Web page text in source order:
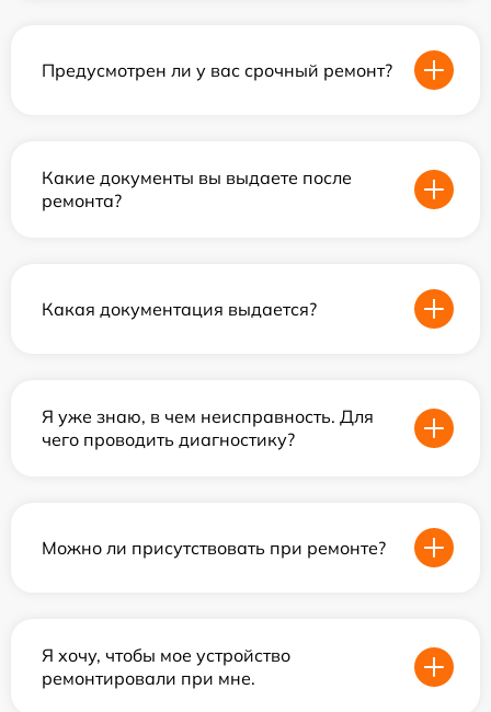
Предусмотрен ли у вас срочный ремонт?
Какие документы вы выдаете после
ремонта?
Какая документация выдается?
Я уже знаю, в чем неисправность. Для
чего проводить диагностику?
Можно ли присутствовать при ремонте?
Я хочу, чтобы мое устройство
ремонтировали при мне.